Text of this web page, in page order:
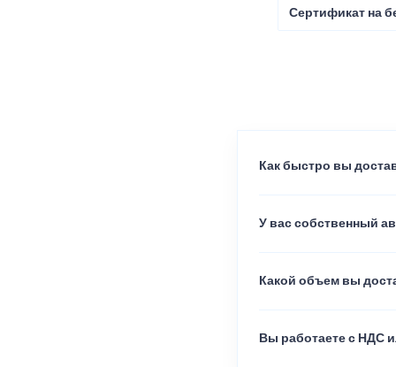
Сертификат на
Как быстро вы
У вас собственный
Какой объем вы
Вы работаете с НДС